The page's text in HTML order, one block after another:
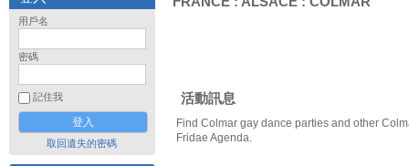
用戶名
密碼
記住我
取回遺失的密碼
活動訊息
Find Colmar gay dance parties and other
Fridae Agenda.